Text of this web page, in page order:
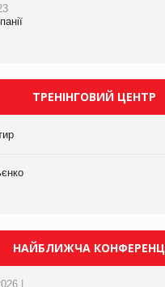
ТРЕНІНГОВИЙ ЦЕНТР
НАЙБЛИЖЧА
|